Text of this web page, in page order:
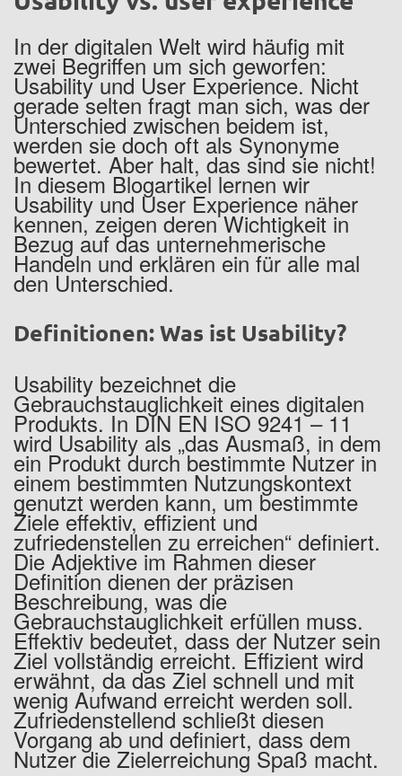
In der digitalen Welt wird häufig mit
zwei Begriffen um sich geworfen:
Usability und User Experience. Nicht
gerade selten fragt man sich, was der
Unterschied zwischen beidem ist,
werden sie doch oft als Synonyme
bewertet. Aber halt, das sind sie nicht!
In diesem Blogartikel lernen wir
Usability und User Experience näher
kennen, zeigen deren Wichtigkeit in
Bezug auf das unternehmerische
Handeln und erklären ein für alle mal
den Unterschied.
Definitionen: Was ist Usability?
Usability bezeichnet die
Gebrauchstauglichkeit eines digitalen
Produkts. In DIN EN ISO 9241 – 11
wird Usability als „das Ausmaß, in dem
ein Produkt durch bestimmte Nutzer in
einem bestimmten Nutzungskontext
genutzt werden kann, um bestimmte
Ziele effektiv, effizient und
zufriedenstellen zu erreichen“ definiert.
Die Adjektive im Rahmen dieser
Definition dienen der präzisen
Beschreibung, was die
Gebrauchstauglichkeit erfüllen muss.
Effektiv bedeutet, dass der Nutzer sein
Ziel vollständig erreicht. Effizient wird
erwähnt, da das Ziel schnell und mit
wenig Aufwand erreicht werden soll.
Zufriedenstellend schließt diesen
Vorgang ab und definiert, dass dem
Nutzer die Zielerreichung Spaß macht.